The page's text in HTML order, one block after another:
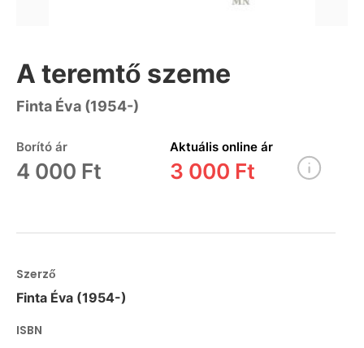
A teremtő szeme
Finta Éva (1954-)
Borító ár
4 000 Ft
Aktuális online ár
3 000 Ft
Szerző
Finta Éva (1954-)
ISBN